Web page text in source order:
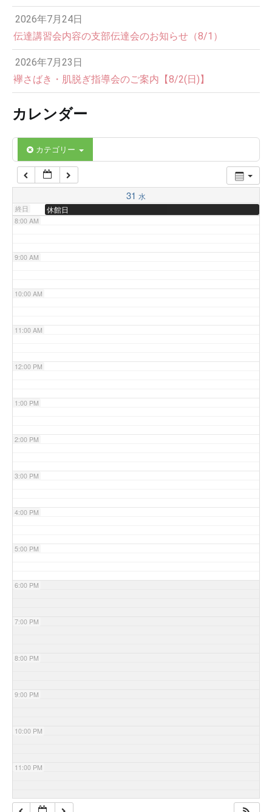
2026年7月24日
伝達講習会内容の支部伝達会のお知らせ（8/1）
2026年7月23日
襷さばき・肌脱ぎ指導会のご案内【8/2(日)】
カレンダー
カテゴリー
31 水
終日 休館日
3:00 AM
4:00 AM
5:00 AM
6:00 AM
7:00 AM
8:00 AM
9:00 AM
10:00 AM
11:00 AM
12:00 PM
1:00 PM
2:00 PM
3:00 PM
4:00 PM
5:00 PM
6:00 PM
7:00 PM
8:00 PM
9:00 PM
10:00 PM
11:00 PM